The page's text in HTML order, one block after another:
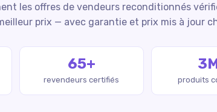
les offres de vendeurs reconditionnés
prix — avec garantie et prix mis à jour
65+
revendeurs certifiés produits